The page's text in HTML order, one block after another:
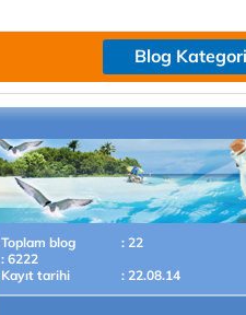
Blog
Toplam blog
: 22
: 6222
Kayıt tarihi
: 22.08.14